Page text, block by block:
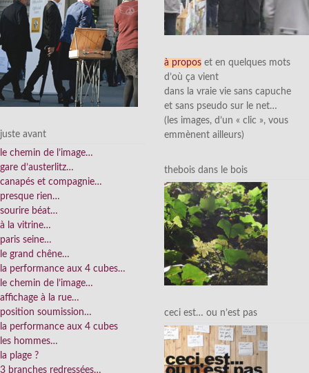
juste avant
le chemin de l’image…
gare d’austerlitz…
canapés et compagnie…
presque rien…
sourire béat…
à la vitrine…
paris seine…
le grand chêne…
la performance aux 4 cubes…
le chemin de l’image…
affichage à la rue…
position soumission…
la performance aux 4 cubes
les hommes…
la plage ?
3 branches redressées…
à propos et en quelques mots
d’où ça vient
dans la vraie vie sans capuche
et sans pseudo sur le net…
(les images, d’un « clic », vous
emmènent ailleurs)
thebois dans le bois
ceci est… ou n’est pas